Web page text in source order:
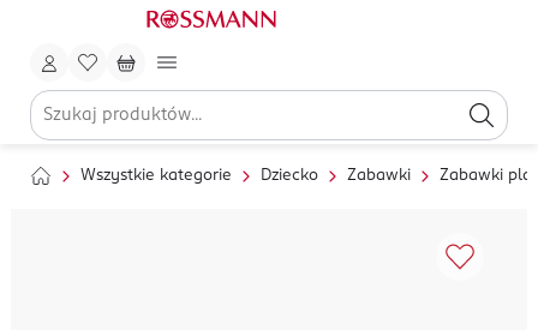
Wszystkie kategorie Dziecko Zabawki Zabawki